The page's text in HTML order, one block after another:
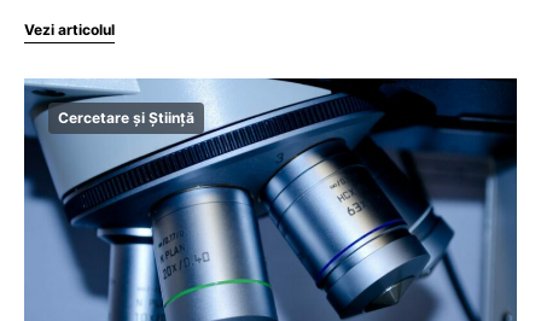
Vezi articolul
Cercetare și Știință